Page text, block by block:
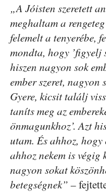
„A Jóisten szeretett
meghaltam a
felemelt a tenyerébe,
mondta, hogy ’figyelj
hiszen nagyon sok
ember szeret, nagyon
Gyere, kicsit találj
taníts meg az
önmagunkhoz’. Azt
utam. És ahhoz,
ahhoz nekem is
nagyon sokat
betegségnek” –